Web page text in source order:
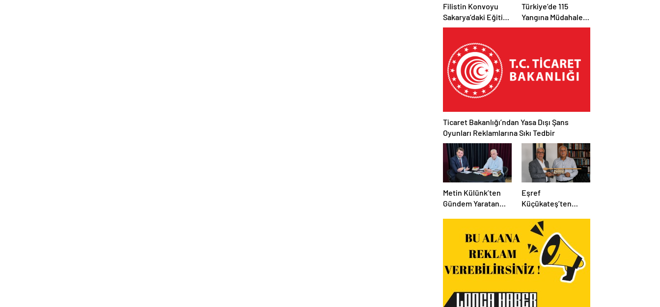
Filistin Konvoyu
Sakarya’daki Eğitim
Kampını
Etabı Başlıyor
Türkiye’de 115
Yangına Müdahale
Edildi: 110’u Kontrol
Ticaret Bakanlığı’ndan Yasa Dışı Şans
Oyunları Reklamlarına Sıkı Tedbir
Metin Külünk’ten
Gündem Yaratan
Siyasete İlişkin
Mesajlar
Eşref
Küçükateş’ten
Hüseyin Avni
Mutlu’ya Anlamlı
Ziyaret